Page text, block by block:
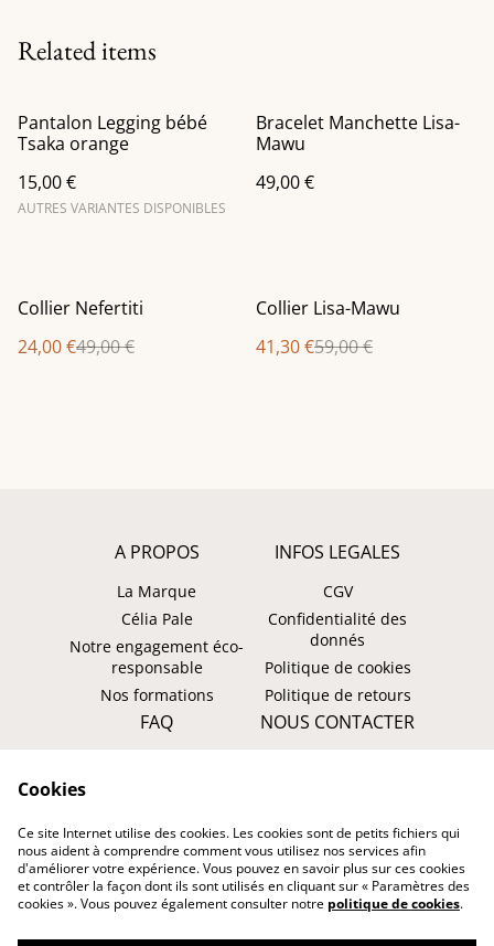
Related items
Pantalon Legging bébé
Tsaka orange
15,00 €
AUTRES VARIANTES DISPONIBLES
Bracelet Manchette Lisa-
Mawu
49,00 €
%
Collier Nefertiti
24,00 €49,00 €
%
Collier Lisa-Mawu
41,30 €59,00 €
A PROPOS
La Marque
Célia Pale
Notre engagement éco-
responsable
Nos formations
INFOS LEGALES
CGV
Confidentialité des
donnés
Politique de cookies
Politique de retours
FAQ
Suivre ma commande
NOUS CONTACTER
@tombasana.fr
Cookies
Ce site Internet utilise des cookies. Les cookies sont de petits fichiers qui
nous aident à comprendre comment vous utilisez nos services afin
d'améliorer votre expérience. Vous pouvez en savoir plus sur ces cookies
et contrôler la façon dont ils sont utilisés en cliquant sur « Paramètres des
cookies ». Vous pouvez également consulter notre politique de cookies.